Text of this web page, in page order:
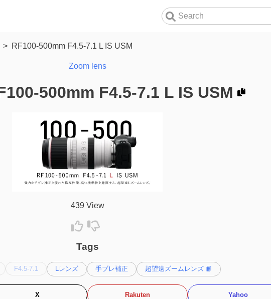
> RF100-500mm F4.5-7.1 L IS USM
Zoom lens
500mm F4.5-7.1 L IS USM
439 View
Tags
F4.5-7.1 Lレンズ 手ブレ補正 超望遠ズームレンズ 📙
X Rakuten Yahoo